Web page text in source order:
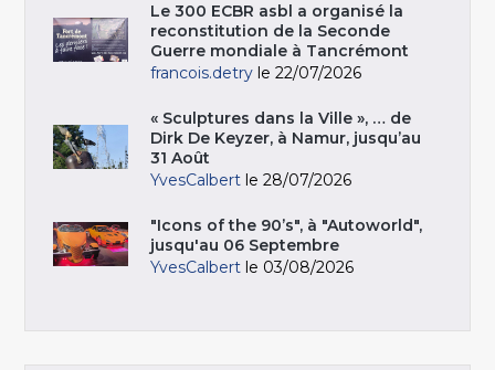
Le 300 ECBR asbl a organisé la
reconstitution de la Seconde
Guerre mondiale à Tancrémont
francois.detry le 22/07/2026
« Sculptures dans la Ville », … de
Dirk De Keyzer, à Namur, jusqu’au
31 Août
YvesCalbert le 28/07/2026
"Icons of the 90’s", à "Autoworld",
jusqu'au 06 Septembre
YvesCalbert le 03/08/2026